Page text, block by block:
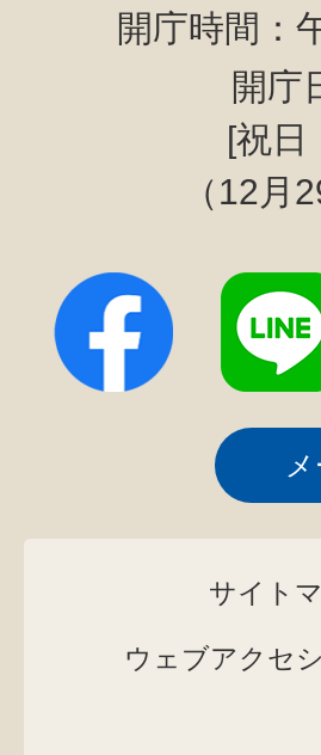
開庁時間：
開庁
[祝
（12月
サイト
ウェブアクセ